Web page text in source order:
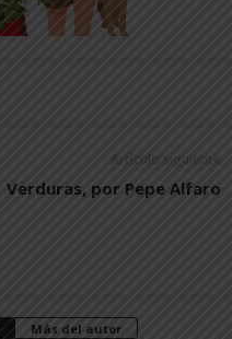
Artículo siguiente
Verduras, por Pepe Alfaro
Más del autor